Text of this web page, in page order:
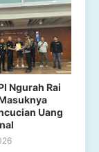
Ngurah Rai
Uang